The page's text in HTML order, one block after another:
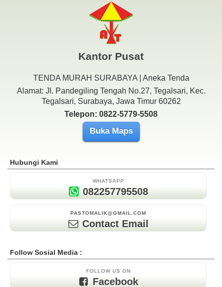
Kantor Pusat
TENDA MURAH SURABAYA | Aneka Tenda
Alamat: Jl. Pandegiling Tengah No.27, Tegalsari, Kec.
Tegalsari, Surabaya, Jawa Timur 60262
Telepon: 0822-5779-5508
Buka Maps
Hubungi Kami
WHATSAPP
082257795508
PASTOMALIK@GMAIL.COM
Contact Email
Follow Sosial Media :
FOLLOW US ON
Facebook